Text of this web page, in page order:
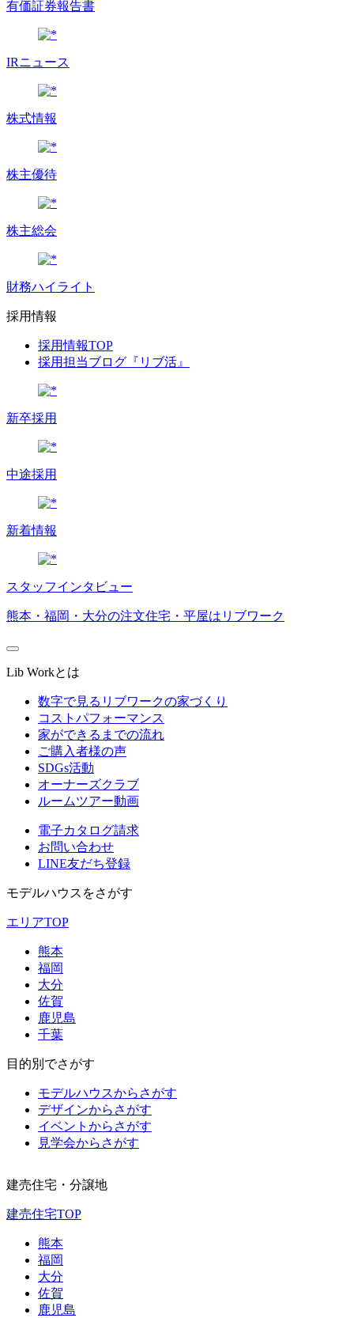
有価証券報告書
IRニュース
株式情報
株主優待
株主総会
財務ハイライト
採用情報
採用情報TOP
採用担当ブログ『リブ活』
新卒採用
中途採用
新着情報
スタッフインタビュー
熊本・福岡・大分の注文住宅・平屋はリブワーク
Lib Workとは
数字で見るリブワークの家づくり
コストパフォーマンス
家ができるまでの流れ
ご購入者様の声
SDGs活動
オーナーズクラブ
ルームツアー動画
電子カタログ請求
お問い合わせ
LINE友だち登録
モデルハウスをさがす
エリアTOP
熊本
福岡
大分
佐賀
鹿児島
千葉
目的別でさがす
モデルハウスからさがす
デザインからさがす
イベントからさがす
見学会からさがす
建売住宅・分譲地
建売住宅TOP
熊本
福岡
大分
佐賀
鹿児島